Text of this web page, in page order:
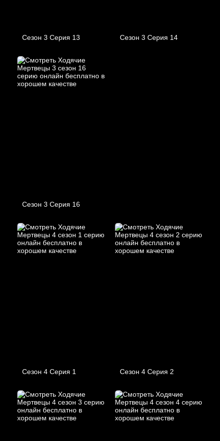
Сезон 3 Серия 13 Сезон 3 Серия 14
Сезон 3 Серия 16
Сезон 4 Серия 1 Сезон 4 Серия 2